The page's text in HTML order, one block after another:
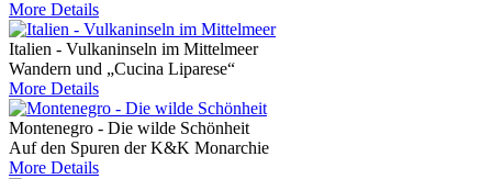
More Details
Italien - Vulkaninseln im Mittelmeer
Wandern und „Cucina Liparese“
More Details
Montenegro - Die wilde Schönheit
Auf den Spuren der K&K Monarchie
More Details